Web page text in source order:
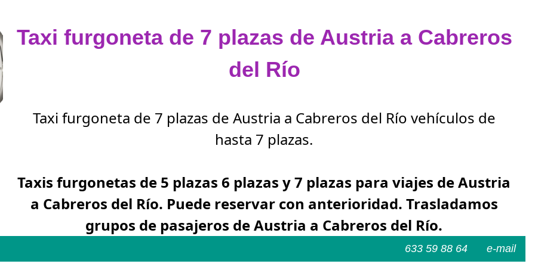
Taxi furgoneta de 7 plazas de Austria a Cabreros
del Río
Taxi furgoneta de 7 plazas de Austria a Cabreros del Río vehículos de
hasta 7 plazas.
Taxis furgonetas de 5 plazas 6 plazas y 7 plazas para viajes de Austria
a Cabreros del Río. Puede reservar con anterioridad. Trasladamos
grupos de pasajeros de Austria a Cabreros del Río.
e-mail
633 59 88 64